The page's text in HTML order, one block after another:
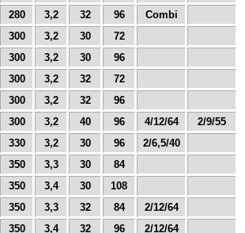
280 3,2 32 96
Combi
300 3,2 30
72
300 3,2 30
96
300 3,2 32
72
300 3,2 32
96
300 3,2 40 96 4/12/64
2/9/55
330 3,2 30 96
2/6,5/40
350 3,3 30
84
350 3,4 30
108
350 3,3 32 84
2/12/64
350 3,4 32 96
2/12/64